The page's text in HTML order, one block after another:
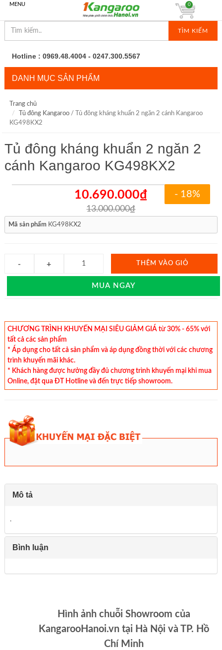
MENU
TÌM KIẾM
0
Hotline : 0969.48.4004 - 0247.300.5567
DANH MỤC SẢN PHẨM
Trang chủ
Tủ đông Kangaroo/ Tủ đông kháng khuẩn 2 ngăn 2 cánh Kangaroo
KG498KX2
Tủ đông kháng khuẩn 2 ngăn 2
cánh Kangaroo KG498KX2
- 18%
10.690.000₫
13.000.000₫
Mã sản phẩm KG498KX2
THÊM VÀO GIỎ
MUA NGAY
CHƯƠNG TRÌNH KHUYẾN MẠI SIÊU GIẢM GIÁ từ 30% - 65% với
tất cả các sản phẩm
* Áp dụng cho tất cả sản phẩm và áp dụng đồng thời với các chương
trình khuyến mãi khác.
* Khách hàng được hưởng đầy đủ chương trình khuyến mại khi mua
Online, đặt qua ĐT Hotline và đến trực tiếp showroom.
Mô tả
.
Bình luận
Hình ảnh chuỗi Showroom của
KangarooHanoi.vn tại Hà Nội và TP. Hồ
Chí Minh